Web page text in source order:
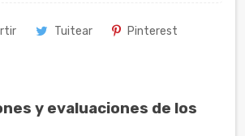
Tuitear Pinterest
y evaluaciones de los